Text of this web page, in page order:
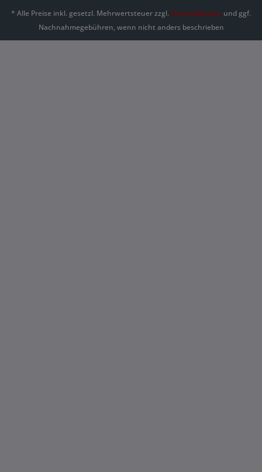
* Alle Preise inkl. gesetzl. Mehrwertsteuer zzgl. Versandkosten und ggf.
Nachnahmegebühren, wenn nicht anders beschrieben